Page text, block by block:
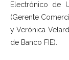
Electrónico de
(Gerente
y Verónica
de Banco FIE).